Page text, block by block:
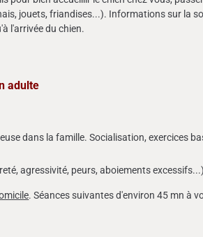
jouets, friandises...). Informations sur la
l'arrivée du chien.
adulte
dans la famille. Socialisation, exercices
agressivité, peurs, aboiements excessifs...)
. Séances suivantes d'environ 45 mn à